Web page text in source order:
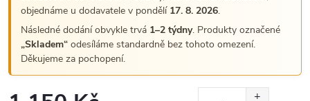
objednáme u dodavatele v pondělí 17. 8. 2026.
Následné dodání obvykle trvá 1–2 týdny. Produkty označené
„Skladem“ odesíláme standardně bez tohoto omezení.
Děkujeme za pochopení.